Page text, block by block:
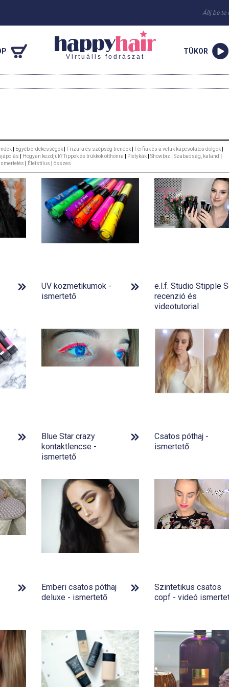
Állj be te
Virtuális fodrászat
TÜKOR
Egyéb érdekességek Frizura és szépség trendek Férfiak és a velük kapcsolatos dolgok
Hogyan kezdjük? Tippek és trükkök otthonra Pletykák Showbiz Szabadság, kaland
Életstílus összes
UV kozmetikumok -
ismertető
e.l.f. Studio Stipple
recenzió és
videotutorial
Blue Star crazy
kontaktlencse -
ismertető
Csatos póthaj -
ismertető
Emberi csatos póthaj
deluxe - ismertető
Szintetikus csatos
copf - videó